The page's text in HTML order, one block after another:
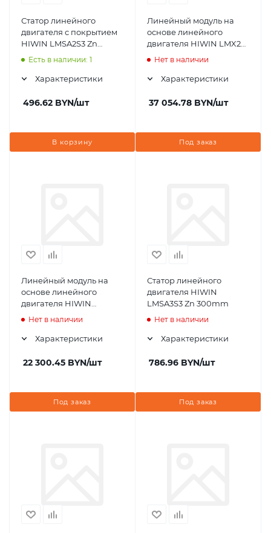
Статор линейного
двигателя с покрытием
HIWIN LMSA2S3 Zn
300mm
Есть в наличии: 1
Характеристики
496.62 BYN/шт
В корзину
Линейный модуль на
основе линейного
двигателя HIWIN LMX2C-
SA11-SA12-200-250-
Нет в наличии
Характеристики
37 054.78 BYN/шт
Под заказ
Линейный модуль на
основе линейного
двигателя HIWIN
LMSSA2X-08S050-13S100-
Нет в наличии
Характеристики
22 300.45 BYN/шт
Под заказ
Статор линейного
двигателя HIWIN
LMSA3S3 Zn 300mm
Нет в наличии
Характеристики
786.96 BYN/шт
Под заказ